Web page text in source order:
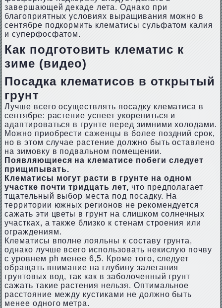
завершающей декаде лета. Однако при
благоприятных условиях выращивания можно в
сентябре подкормить клематисы сульфатом калия
и суперфосфатом.
Как подготовить клематис к
зиме (видео)
Посадка клематисов в открытый
грунт
Лучше всего осуществлять посадку клематиса в
сентябре: растение успеет укорениться и
адаптироваться в грунте перед зимними холодами.
Можно приобрести саженцы в более поздний срок,
но в этом случае растение должно быть оставлено
на зимовку в подвальном помещении.
Появляющиеся на клематисе побеги следует
прищипывать.
Клематисы могут расти в грунте на одном
участке почти тридцать лет, что предполагает
тщательный выбор места под посадку. На
территории южных регионов не рекомендуется
сажать эти цветы в грунт на слишком солнечных
участках, а также близко к стенам строения или
ограждениям.
Клематисы вполне лояльны к составу грунта,
однако лучше всего использовать некислую почву
с уровнем ph менее 6,5. Кроме того, следует
обращать внимание на глубину залегания
грунтовых вод, так как в заболоченный грунт
сажать такие растения нельзя. Оптимальное
расстояние между кустиками не должно быть
менее одного метра.